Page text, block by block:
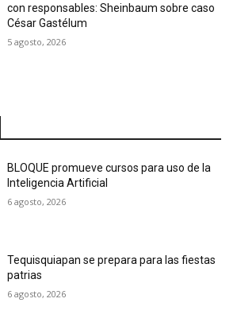
con responsables: Sheinbaum sobre caso
César Gastélum
5 agosto, 2026
BLOQUE promueve cursos para uso de la
Inteligencia Artificial
6 agosto, 2026
Tequisquiapan se prepara para las fiestas
patrias
6 agosto, 2026